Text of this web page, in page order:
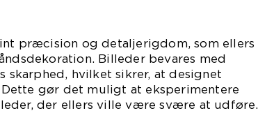
præcision og detaljerigdom, som ellers
Billeder bevares med
skarphed, hvilket sikrer, at designet
gør det muligt at eksperimentere
der ellers ville være svære at udføre.